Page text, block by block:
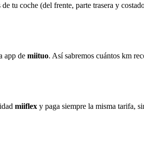
tu coche (del frente, parte trasera y
app de miituo. Así sabremos cuántos km
miiflex y paga siempre la misma tarifa,